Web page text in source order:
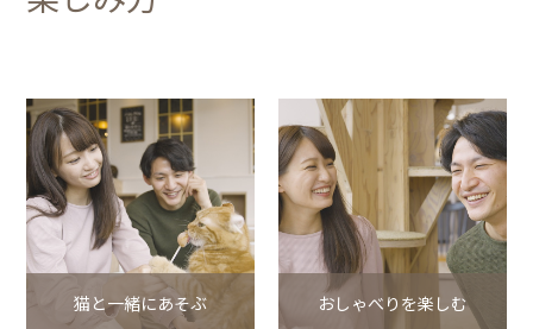
猫と一緒にあそぶ おしゃべりを楽しむ